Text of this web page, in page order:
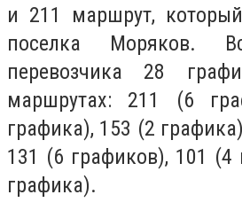
и 211 маршрут,
поселка Моряков.
перевозчика 28
маршрутах: 211 (6
графика), 153 (2
131 (6 графиков), 101 (4
графика).